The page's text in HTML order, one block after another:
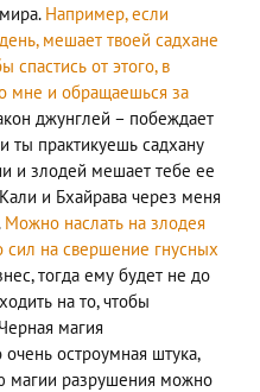
Например, если
мешает твоей садхане
спастись от этого, в
мне и обращаешься за
джунглей – побеждает
ты практикуешь садхану
и злодей мешает тебе ее
и Бхайрава через меня
Можно наслать на злодея
сил на свершение гнусных
тогда ему будет не до
на то, чтобы
магия
остроумная штука,
магии разрушения можно